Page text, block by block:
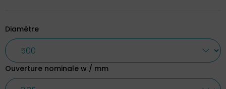
Diamètre
Ouverture nominale w / mm